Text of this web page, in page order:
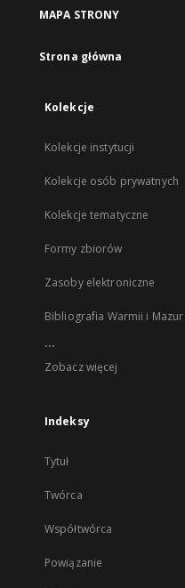
MAPA STRONY
Strona główna
Kolekcje
Kolekcje instytucji
Kolekcje osób prywatnych
Kolekcje tematyczne
Formy zbiorów
Zasoby elektroniczne
Bibliografia Warmii i Mazur
...
Zobacz więcej
Indeksy
Tytuł
Twórca
Współtwórca
Powiązanie